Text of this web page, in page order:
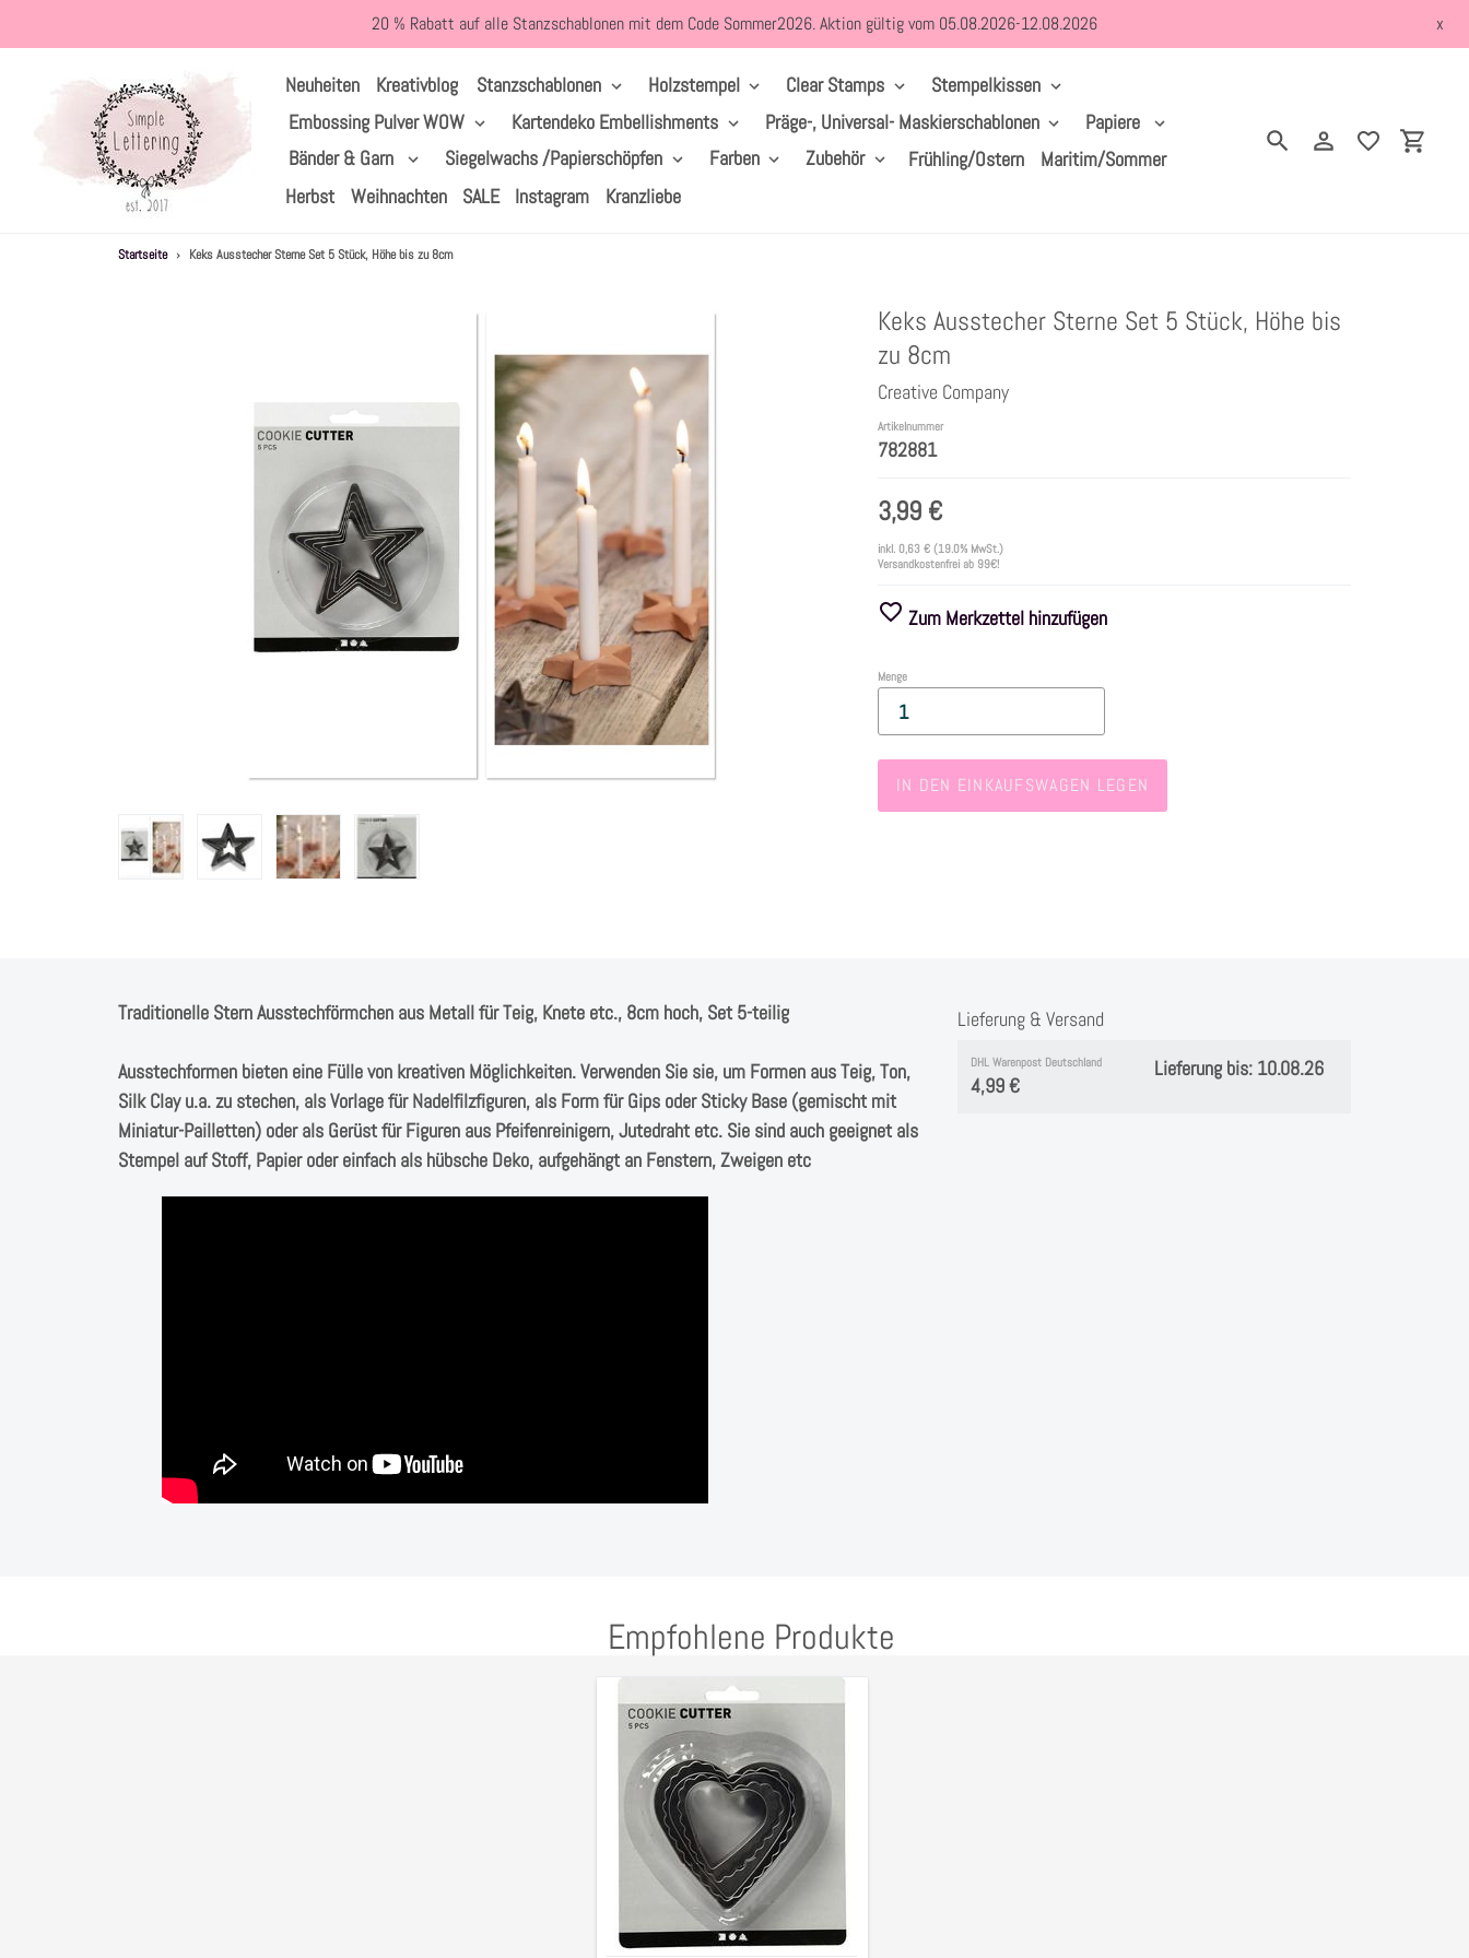
zum
20 % Rabatt auf alle Stanzschablonen mit dem Code Sommer2026. Aktion gültig vom 05.08.2026-12.08.2026 x
Neuheiten Kreativblog Stanzschablonen Holzstempel Clear Stamps
Stempelkissen
Embossing Pulver WOW
Kartendeko Embellishments Präge-, Universal- Maskierschablonen
Papiere
Bänder & Garn
Siegelwachs /Papierschöpfen Farben Zubehör Frühling/Ostern
Maritim/Sommer
Herbst
Weihnachten SALE Instagram Kranzliebe
SuchenEinloggen
Startseite › Keks Ausstecher Sterne Set 5 Stück, Höhe bis zu 8cm
Keks Ausstecher Sterne Set 5 Stück, Höhe bis
zu 8cm
Creative Company
Artikelnummer
782881
3,99 €
inkl. 0,63 €(19.0% MwSt.)
Versandkostenfrei ab 99€!
Zum Merkzettel hinzufügen
Menge
IN DEN EINKAUFSWAGEN LEGEN
Traditionelle Stern Ausstechförmchen aus Metall für Teig, Knete etc., 8cm hoch, Set 5-teilig
Ausstechformen bieten eine Fülle von kreativen Möglichkeiten. Verwenden Sie sie, um Formen aus Teig, Ton,
Silk Clay u.a. zu stechen, als Vorlage für Nadelfilzfiguren, als Form für Gips oder Sticky Base (gemischt mit
Miniatur-Pailletten) oder als Gerüst für Figuren aus Pfeifenreinigern, Jutedraht etc. Sie sind auch geeignet als
Stempel auf Stoff, Papier oder einfach als hübsche Deko, aufgehängt an Fenstern, Zweigen etc
Lieferung & Versand
DHL Warenpost Deutschland
4,99 €
Lieferung bis: 10.08.26
Empfohlene Produkte
Keks
Ausstecher
Herzen
Set
Höhe
8cm